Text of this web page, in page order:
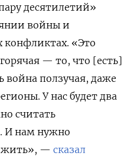
десятилетий»
войны и
конфликтах. «Это
— то, что [есть]
война ползучая, даже
У нас будет два
считать
И нам нужно
жить», — сказал